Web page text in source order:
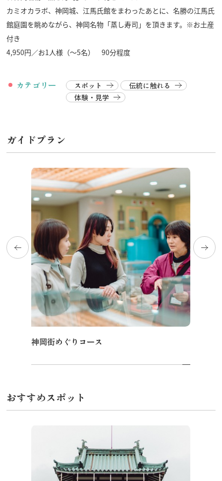
行きたいリスト
モデルコース
スポット
イベント
グルメ・おみやげ
宿泊予約
飛騨市の６つの魅力
ひだじまん図鑑
交通機関・道路情報
飛騨古川の駐車場
よくある質問
当サイトについて
協会について
パンフレット
写真ダウンロード
関連リンク
カミオカラボ、神岡城、江馬氏館をまわったあとに、名勝の江馬氏
館庭園を眺めながら、神岡名物「蒸し寿司」を頂きます。※お土産
付き
4,950円／お1人様（～5名） 90分程度
カテゴリー スポット
伝統に触れる
体験・見学
ガイドプラン
神岡街めぐりコース
おすすめスポット